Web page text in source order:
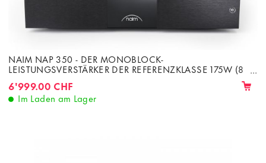
NAIM NAP 350 - DER MONOBLOCK-
LEISTUNGSVERSTÄRKER DER REFERENZKLASSE 175W (8
6'999.00 CHF
Im Laden am Lager